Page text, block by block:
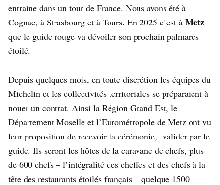
entraine dans un tour de France. Nous avons été à
Cognac, à Strasbourg et à Tours. En 2025 c’est à Metz
que le guide rouge va dévoiler son prochain palmarès
étoilé.
Depuis quelques mois, en toute discrétion les équipes du
Michelin et les collectivités territoriales se préparaient à
nouer un contrat. Ainsi la Région Grand Est, le
Département Moselle et l’Eurométropole de Metz ont vu
leur proposition de recevoir la cérémonie, valider par le
guide. Ils seront les hôtes de la caravane de chefs, plus
de 600 chefs – l’intégralité des cheffes et des chefs à la
tête des restaurants étoilés français – quelque 1500